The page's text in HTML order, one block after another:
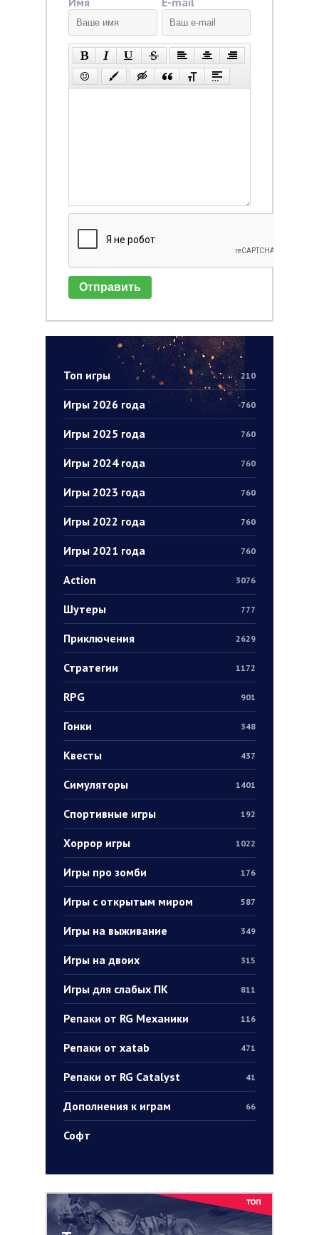
Топ игры 210
Игры 2026 года 760
Игры 2025 года 760
Игры 2024 года 760
Игры 2023 года 760
Игры 2022 года 760
Игры 2021 года 760
Action 3076
Шутеры 777
Приключения 2629
Стратегии 1172
RPG 901
Гонки 348
Квесты 437
Симуляторы 1401
Спортивные игры 192
Хоррор игры 1022
Игры про зомби 176
Игры с открытым миром 587
Игры на выживание 349
Игры на двоих 315
Игры для слабых ПК 811
Репаки от RG Механики 116
Репаки от xatab 471
Репаки от RG Catalyst 41
Дополнения к играм 66
Софт
Отправить